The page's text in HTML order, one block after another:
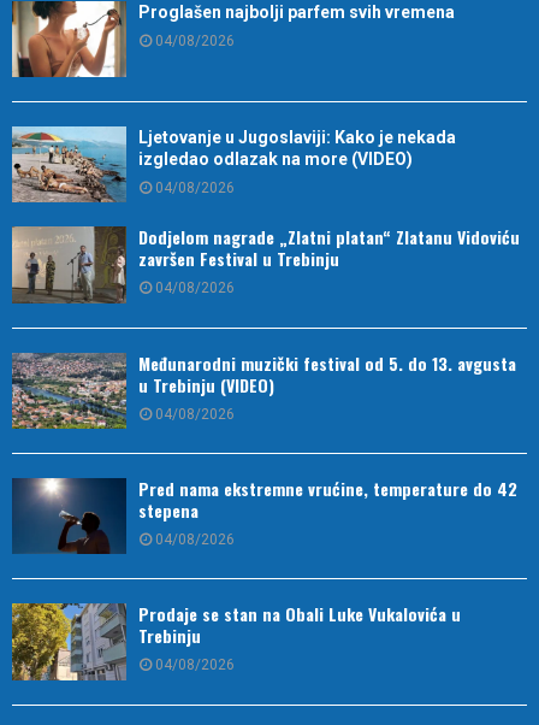
Proglašen najbolji parfem svih vremena
04/08/2026
Ljetovanje u Jugoslaviji: Kako je nekada
izgledao odlazak na more (VIDEO)
04/08/2026
Dodjelom nagrade „Zlatni platan“ Zlatanu Vidoviću
završen Festival u Trebinju
04/08/2026
Međunarodni muzički festival od 5. do 13. avgusta
u Trebinju (VIDEO)
04/08/2026
Pred nama ekstremne vrućine, temperature do 42
stepena
04/08/2026
Prodaje se stan na Obali Luke Vukalovića u
Trebinju
04/08/2026